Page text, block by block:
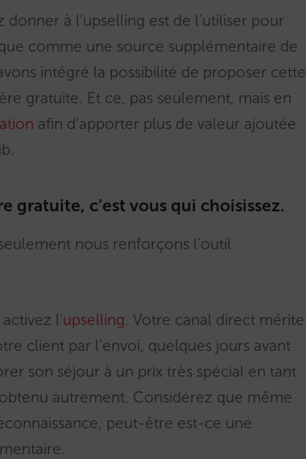
à l’upselling est de l’utiliser pour
comme une source supplémentaire de
intégré la possibilité de proposer cette
gratuite. Et ce, pas seulement, mais en
afin d’apporter plus de valeur ajoutée
gratuite, c’est vous qui choisissez.
nous renforçons l’outil
l’upselling. Votre canal direct mérite
client par l’envoi, quelques jours avant
son séjour à un prix très spécial en tant
autrement. Considérez que même
peut-être est-ce une